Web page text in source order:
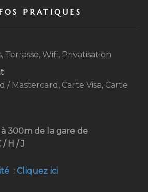
PRATIQUES
Terrasse, Wifi, Privatisation
/ Mastercard, Carte Visa, Carte
300m de la gare de
/ H / J
: Cliquez ici